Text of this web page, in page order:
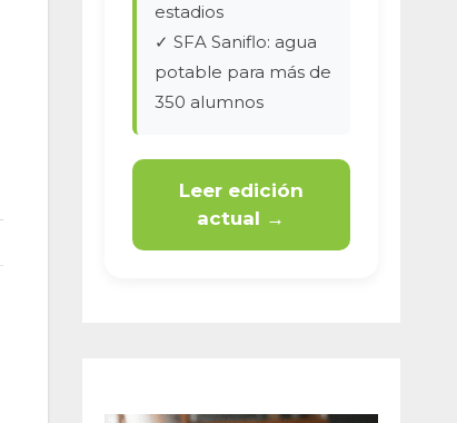
estadios
✓ SFA Saniflo: agua
potable para más de
350 alumnos
Leer edición
actual →